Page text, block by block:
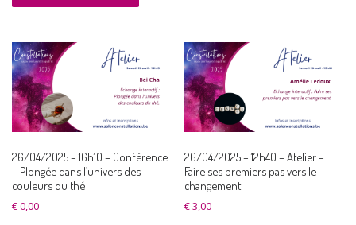
26/04/2025 – 16h10 – Conférence
– Plongée dans l’univers des
couleurs du thé
€0,00
26/04/2025 – 12h40 – Atelier –
Faire ses premiers pas vers le
changement
€3,00